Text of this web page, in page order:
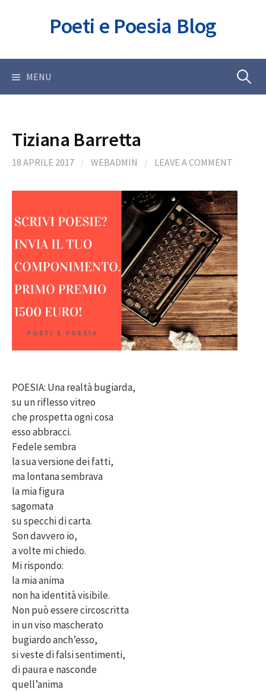
Poeti e Poesia Blog
MENU Ricerca
Tiziana Barretta
18 APRILE 2017 / WEBADMIN / LEAVE A COMMENT
POESIA: Una realtà bugiarda,
su un riflesso vitreo
che prospetta ogni cosa
esso abbracci.
Fedele sembra
la sua versione dei fatti,
ma lontana sembrava
la mia figura
sagomata
su specchi di carta.
Son davvero io,
a volte mi chiedo.
Mi rispondo:
la mia anima
non ha identità visibile.
Non può essere circoscritta
in un viso mascherato
bugiardo anch’esso,
si veste di falsi sentimenti,
di paura e nasconde
quell’anima